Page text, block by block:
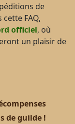
de
FAQ,
officiel, où
un plaisir de
de guilde !